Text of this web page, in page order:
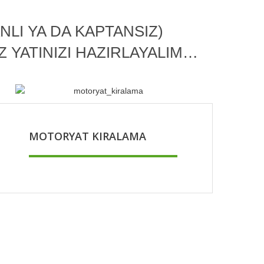
YA DA KAPTANSIZ)
YATINIZI HAZIRLAYALIM…
MOTORYAT KIRALAMA